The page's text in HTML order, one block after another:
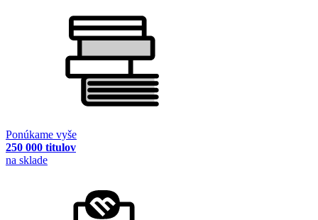
Ponúkame vyše
250 000 titulov
na sklade